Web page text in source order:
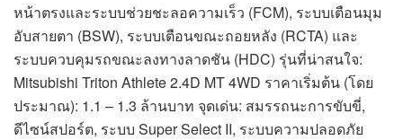
หน้าตรงและระบบช่วยชะลอความเร็ว (FCM), ระบบเตือนมุม
อับสายตา (BSW), ระบบเตือนขณะถอยหลัง (RCTA) และ
ระบบควบคุมรถขณะลงทางลาดชัน (HDC) รุ่นที่น่าสนใจ:
Mitsubishi Triton Athlete 2.4D MT 4WD ราคาเริ่มต้น (โดย
ประมาณ): 1.1 – 1.3 ล้านบาท จุดเด่น: สมรรถนะการขับขี่,
ดีไซน์สปอร์ต, ระบบ Super Select II, ระบบความปลอดภัย